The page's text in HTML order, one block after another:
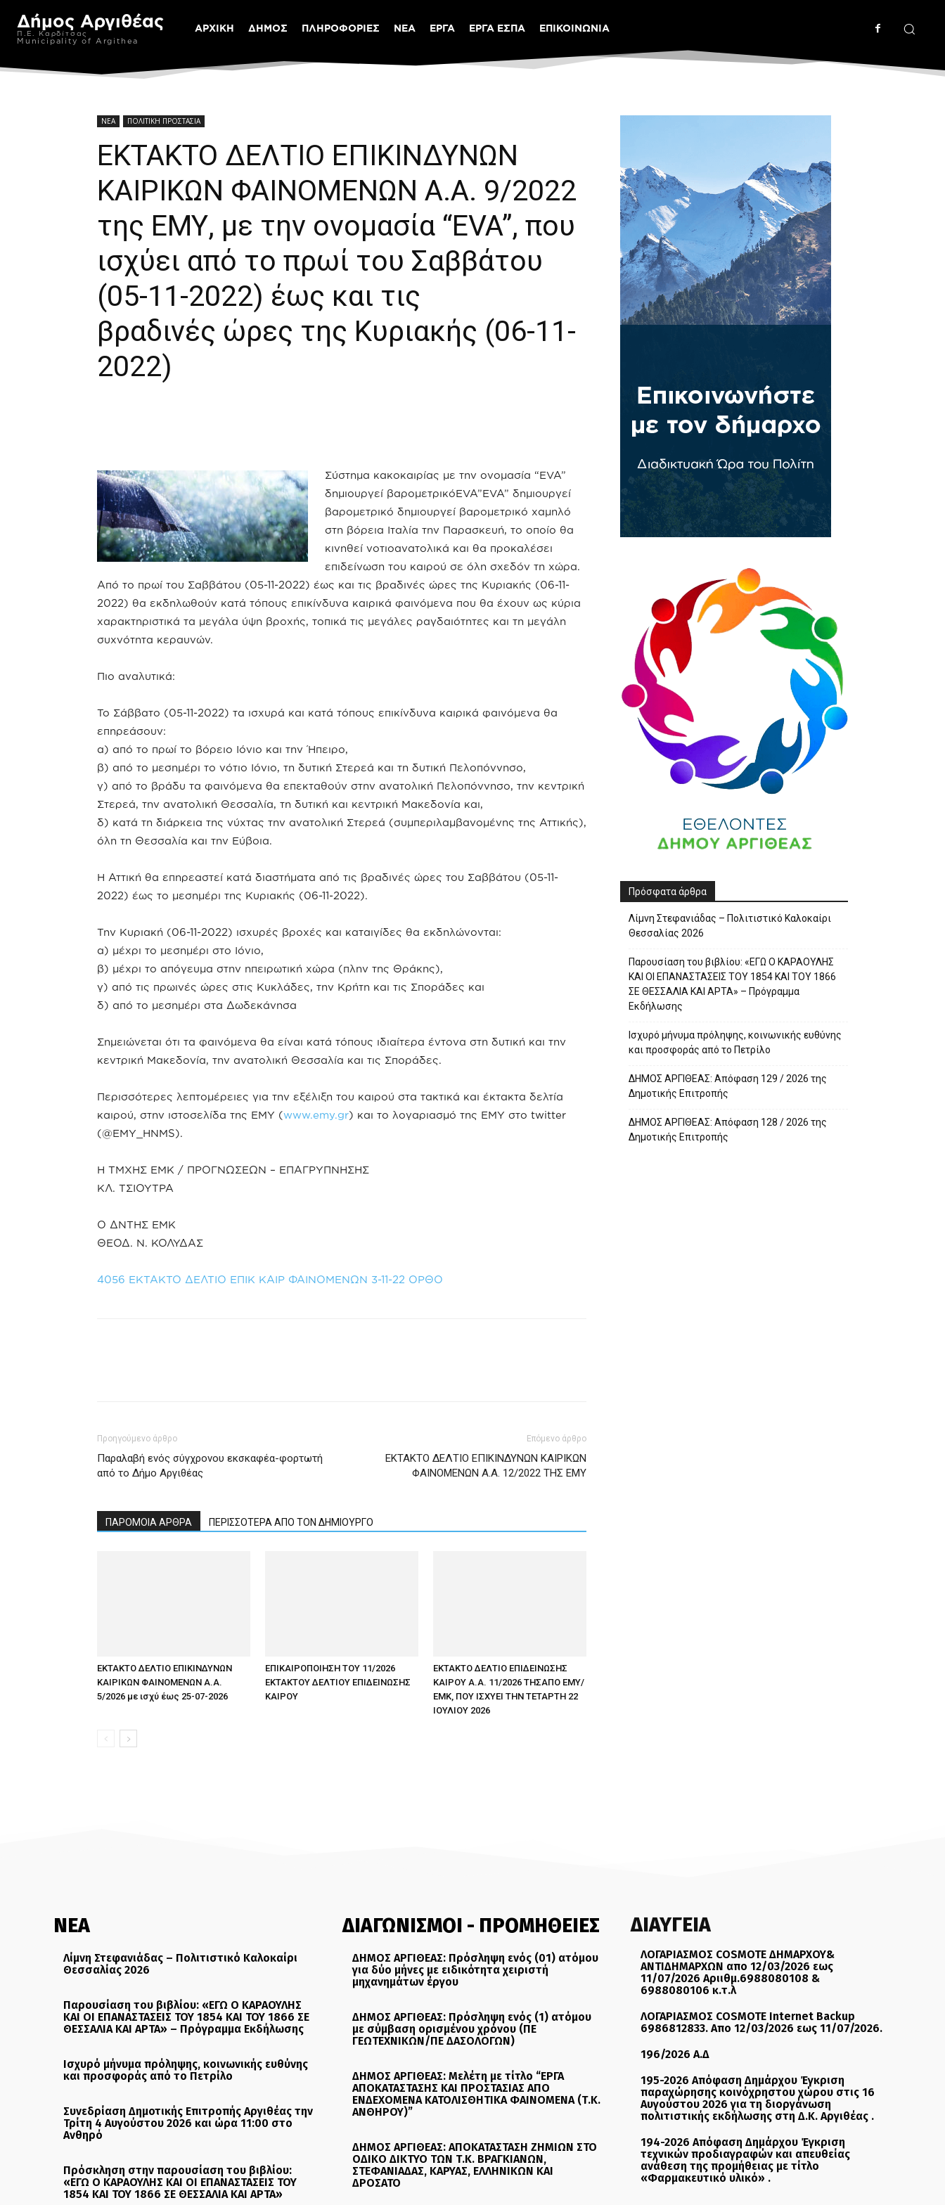
Δήμος Αργιθέας
Π.Ε. Καρδίτσας
Municipality of Argithea
ΑΡΧΙΚΗ ΔΗΜΟΣ ΠΛΗΡΟΦΟΡΙΕΣ ΝΕΑ ΕΡΓΑ ΕΡΓΑ ΕΣΠΑ ΕΠΙΚΟΙΝΩΝΙΑ
ΝΕΑ ΠΟΛΙΤΙΚΗ ΠΡΟΣΤΑΣΙΑ
ΕΚΤΑΚΤΟ ΔΕΛΤΙΟ ΕΠΙΚΙΝΔΥΝΩΝ
ΚΑΙΡΙΚΩΝ ΦΑΙΝΟΜΕΝΩΝ Α.Α. 9/2022
της ΕΜΥ, με την ονομασία “EVA”, που
ισχύει από το πρωί του Σαββάτου
(05-11-2022) έως και τις
βραδινές ώρες της Κυριακής (06-11-
2022)
Σύστημα κακοκαιρίας με την ονομασία “EVA”
δημιουργεί βαρομετρικόEVA”EVA” δημιουργεί
βαρομετρικό δημιουργεί βαρομετρικό χαμηλό
στη βόρεια Ιταλία την Παρασκευή, το οποίο θα
κινηθεί νοτιοανατολικά και θα προκαλέσει
επιδείνωση του καιρού σε όλη σχεδόν τη χώρα.
Από το πρωί του Σαββάτου (05-11-2022) έως και τις βραδινές ώρες της Κυριακής (06-11-
2022) θα εκδηλωθούν κατά τόπους επικίνδυνα καιρικά φαινόμενα που θα έχουν ως κύρια
χαρακτηριστικά τα μεγάλα ύψη βροχής, τοπικά τις μεγάλες ραγδαιότητες και τη μεγάλη
συχνότητα κεραυνών.
Πιο αναλυτικά:
Το Σάββατο (05-11-2022) τα ισχυρά και κατά τόπους επικίνδυνα καιρικά φαινόμενα θα
επηρεάσουν:
α) από το πρωί το βόρειο Ιόνιο και την Ήπειρο,
β) από το μεσημέρι το νότιο Ιόνιο, τη δυτική Στερεά και τη δυτική Πελοπόννησο,
γ) από το βράδυ τα φαινόμενα θα επεκταθούν στην ανατολική Πελοπόννησο, την κεντρική
Στερεά, την ανατολική Θεσσαλία, τη δυτική και κεντρική Μακεδονία και,
δ) κατά τη διάρκεια της νύχτας την ανατολική Στερεά (συμπεριλαμβανομένης της Αττικής),
όλη τη Θεσσαλία και την Εύβοια.
Η Αττική θα επηρεαστεί κατά διαστήματα από τις βραδινές ώρες του Σαββάτου (05-11-
2022) έως το μεσημέρι της Κυριακής (06-11-2022).
Την Κυριακή (06-11-2022) ισχυρές βροχές και καταιγίδες θα εκδηλώνονται:
α) μέχρι το μεσημέρι στο Ιόνιο,
β) μέχρι το απόγευμα στην ηπειρωτική χώρα (πλην της Θράκης),
γ) από τις πρωινές ώρες στις Κυκλάδες, την Κρήτη και τις Σποράδες και
δ) από το μεσημέρι στα Δωδεκάνησα
Σημειώνεται ότι τα φαινόμενα θα είναι κατά τόπους ιδιαίτερα έντονα στη δυτική και την
κεντρική Μακεδονία, την ανατολική Θεσσαλία και τις Σποράδες.
Περισσότερες λεπτομέρειες για την εξέλιξη του καιρού στα τακτικά και έκτακτα δελτία
καιρού, στην ιστοσελίδα της ΕΜΥ (www.emy.gr) και το λογαριασμό της ΕΜΥ στο twitter
(@EMY_HNMS).
Η ΤΜΧΗΣ ΕΜΚ / ΠΡΟΓΝΩΣΕΩΝ – ΕΠΑΓΡΥΠΝΗΣΗΣ
ΚΛ. ΤΣΙΟΥΤΡΑ
Ο ΔΝΤΗΣ ΕΜΚ
ΘΕΟΔ. Ν. ΚΟΛΥΔΑΣ
4056 ΕΚΤΑΚΤΟ ΔΕΛΤΙΟ ΕΠΙΚ ΚΑΙΡ ΦΑΙΝΟΜΕΝΩΝ 3-11-22 ΟΡΘΟ
Προηγούμενο άρθρο
Παραλαβή ενός σύγχρονου εκσκαφέα-φορτωτή
από το Δήμο Αργιθέας
Επόμενο άρθρο
ΕΚΤΑΚΤΟ ΔΕΛΤΙΟ ΕΠΙΚΙΝΔΥΝΩΝ ΚΑΙΡΙΚΩΝ
ΦΑΙΝΟΜΕΝΩΝ Α.Α. 12/2022 ΤΗΣ ΕΜΥ
ΠΑΡΟΜΟΙΑ ΑΡΘΡΑ ΠΕΡΙΣΣΟΤΕΡΑ ΑΠΟ ΤΟΝ ΔΗΜΙΟΥΡΓΟ
ΕΚΤΑΚΤΟ ΔΕΛΤΙΟ ΕΠΙΚΙΝΔΥΝΩΝ
ΚΑΙΡΙΚΩΝ ΦΑΙΝΟΜΕΝΩΝ Α.Α.
5/2026 με ισχύ έως 25-07-2026
ΕΠΙΚΑΙΡΟΠΟΙΗΣΗ ΤΟΥ 11/2026
ΕΚΤΑΚΤΟΥ ΔΕΛΤΙΟΥ ΕΠΙΔΕΙΝΩΣΗΣ
ΚΑΙΡΟΥ
ΕΚΤΑΚΤΟ ΔΕΛΤΙΟ ΕΠΙΔΕΙΝΩΣΗΣ
ΚΑΙΡΟΥ Α.Α. 11/2026 ΤΗΣΑΠΟ ΕΜΥ/
ΕΜΚ, ΠΟΥ ΙΣΧΥΕΙ ΤΗΝ ΤΕΤΑΡΤΗ 22
ΙΟΥΛΙΟΥ 2026
Πρόσφατα άρθρα
Λίμνη Στεφανιάδας – Πολιτιστικό Καλοκαίρι
Θεσσαλίας 2026
Παρουσίαση του βιβλίου: «ΕΓΩ Ο ΚΑΡΑΟΥΛΗΣ
ΚΑΙ ΟΙ ΕΠΑΝΑΣΤΑΣΕΙΣ ΤΟΥ 1854 ΚΑΙ ΤΟΥ 1866
ΣΕ ΘΕΣΣΑΛΙΑ ΚΑΙ ΑΡΤΑ» – Πρόγραμμα
Εκδήλωσης
Ισχυρό μήνυμα πρόληψης, κοινωνικής ευθύνης
και προσφοράς από το Πετρίλο
ΔΗΜΟΣ ΑΡΓΙΘΕΑΣ: Απόφαση 129 / 2026 της
Δημοτικής Επιτροπής
ΔΗΜΟΣ ΑΡΓΙΘΕΑΣ: Απόφαση 128 / 2026 της
Δημοτικής Επιτροπής
ΝΕΑ
Λίμνη Στεφανιάδας – Πολιτιστικό Καλοκαίρι
Θεσσαλίας 2026
Παρουσίαση του βιβλίου: «ΕΓΩ Ο ΚΑΡΑΟΥΛΗΣ
ΚΑΙ ΟΙ ΕΠΑΝΑΣΤΑΣΕΙΣ ΤΟΥ 1854 ΚΑΙ ΤΟΥ 1866 ΣΕ
ΘΕΣΣΑΛΙΑ ΚΑΙ ΑΡΤΑ» – Πρόγραμμα Εκδήλωσης
Ισχυρό μήνυμα πρόληψης, κοινωνικής ευθύνης
και προσφοράς από το Πετρίλο
Συνεδρίαση Δημοτικής Επιτροπής Αργιθέας την
Τρίτη 4 Αυγούστου 2026 και ώρα 11:00 στο
Ανθηρό
Πρόσκληση στην παρουσίαση του βιβλίου:
«ΕΓΩ Ο ΚΑΡΑΟΥΛΗΣ ΚΑΙ ΟΙ ΕΠΑΝΑΣΤΑΣΕΙΣ ΤΟΥ
1854 ΚΑΙ ΤΟΥ 1866 ΣΕ ΘΕΣΣΑΛΙΑ ΚΑΙ ΑΡΤΑ»
ΔΙΑΓΩΝΙΣΜΟΙ - ΠΡΟΜΗΘΕΙΕΣ
ΔΗΜΟΣ ΑΡΓΙΘΕΑΣ: Πρόσληψη ενός (01) ατόμου
για δύο μήνες με ειδικότητα χειριστή
μηχανημάτων έργου
ΔΗΜΟΣ ΑΡΓΙΘΕΑΣ: Πρόσληψη ενός (1) ατόμου
με σύμβαση ορισμένου χρόνου (ΠΕ
ΓΕΩΤΕΧΝΙΚΩΝ/ΠΕ ΔΑΣΟΛΟΓΩΝ)
ΔΗΜΟΣ ΑΡΓΙΘΕΑΣ: Μελέτη με τίτλο “ΕΡΓΑ
ΑΠΟΚΑΤΑΣΤΑΣΗΣ ΚΑΙ ΠΡΟΣΤΑΣΙΑΣ ΑΠΟ
ΕΝΔΕΧΟΜΕΝΑ ΚΑΤΟΛΙΣΘΗΤΙΚΑ ΦΑΙΝΟΜΕΝΑ (Τ.Κ.
ΑΝΘΗΡΟΥ)”
ΔΗΜΟΣ ΑΡΓΙΘΕΑΣ: ΑΠΟΚΑΤΑΣΤΑΣΗ ΖΗΜΙΩΝ ΣΤΟ
ΟΔΙΚΟ ΔΙΚΤΥΟ ΤΩΝ Τ.Κ. ΒΡΑΓΚΙΑΝΩΝ,
ΣΤΕΦΑΝΙΑΔΑΣ, ΚΑΡΥΑΣ, ΕΛΛΗΝΙΚΩΝ ΚΑΙ
ΔΡΟΣΑΤΟ
ΔΙΑΥΓΕΙΑ
ΛΟΓΑΡΙΑΣΜΟΣ COSMOTE ΔΗΜΑΡΧΟΥ&
ΑΝΤΙΔΗΜΑΡΧΩΝ απο 12/03/2026 εως
11/07/2026 Αριιθμ.6988080108 &
6988080106 κ.τ.λ
ΛΟΓΑΡΙΑΣΜΟΣ COSMOTE Internet Backup
6986812833. Απο 12/03/2026 εως 11/07/2026.
196/2026 Α.Δ
195-2026 Απόφαση Δημάρχου Έγκριση
παραχώρησης κοινόχρηστου χώρου στις 16
Αυγούστου 2026 για τη διοργάνωση
πολιτιστικής εκδήλωσης στη Δ.Κ. Αργιθέας .
194-2026 Απόφαση Δημάρχου Έγκριση
τεχνικών προδιαγραφών και απευθείας
ανάθεση της προμήθειας με τίτλο
«Φαρμακευτικό υλικό» .